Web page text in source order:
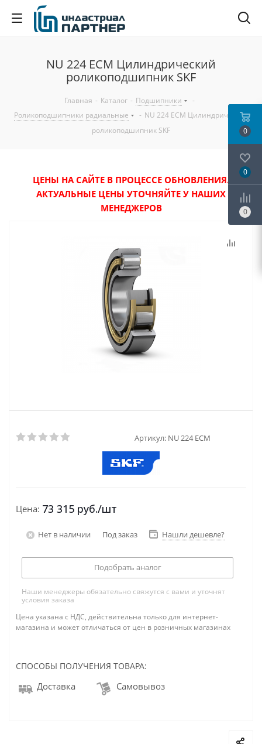
NU 224 ECM Цилиндрический
роликоподшипник SKF
Главная - Каталог - Подшипники
-
Роликоподшипники радиальные
- NU 224 ECM Цилиндрический
роликоподшипник SKF
ЦЕНЫ НА САЙТЕ В ПРОЦЕССЕ ОБНОВЛЕНИЯ.
АКТУАЛЬНЫЕ ЦЕНЫ УТОЧНЯЙТЕ У НАШИХ
МЕНЕДЖЕРОВ
Артикул: NU 224 ECM
Цена: 73 315 руб./шт
Нет в наличии Под заказ Нашли дешевле?
Подобрать аналог
Наши менеджеры обязательно свяжутся с вами и уточнят
условия заказа
Цена указана с НДС, действительна только для интернет-
магазина и может отличаться от цен в розничных магазинах
СПОСОБЫ ПОЛУЧЕНИЯ ТОВАРА:
Доставка Самовывоз
0
0
0